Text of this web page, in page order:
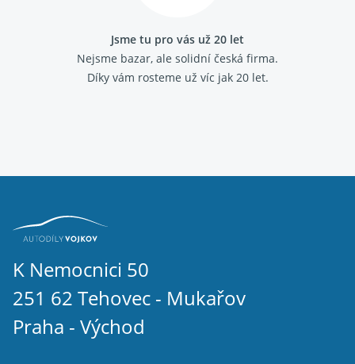
Jsme tu pro vás už 20 let
Nejsme bazar, ale solidní česká firma.
Díky vám rosteme už víc jak 20 let.
K Nemocnici 50
251 62 Tehovec - Mukařov
Praha - Východ